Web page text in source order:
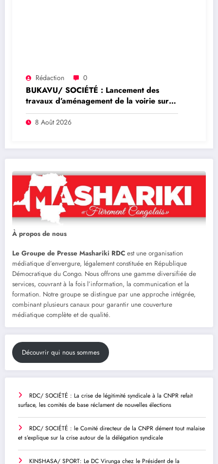
Rédaction 0
BUKAVU/ SOCIÉTÉ : Lancement des
travaux d’aménagement de la voirie sur
l’avenue Nyofu 1: l’entreprise Group
Mushegera Services exécutera 1200
8 Août 2026
À propos de nous
Le Groupe de Presse Mashariki RDC est une organisation
médiatique d’envergure, légalement constituée en République
Démocratique du Congo. Nous offrons une gamme diversifiée de
services, couvrant à la fois l’information, la communication et la
formation. Notre groupe se distingue par une approche intégrée,
combinant plusieurs canaux pour garantir une couverture
médiatique complète et de qualité.
Découvrir qui nous sommes
RDC/ SOCIÉTÉ : La crise de légitimité syndicale à la CNPR refait
surface, les comités de base réclament de nouvelles élections
RDC/ SOCIÉTÉ : le Comité directeur de la CNPR dément tout malaise
et s’explique sur la crise autour de la délégation syndicale
KINSHASA/ SPORT: Le DC Virunga chez le Président de la